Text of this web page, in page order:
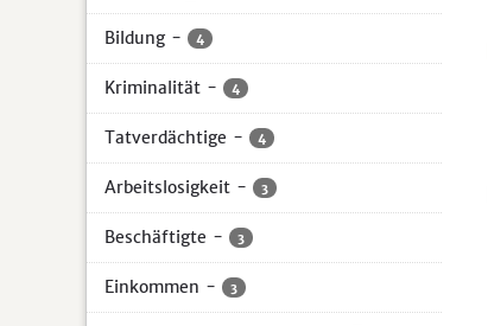
Bildung - 4
Kriminalität - 4
Tatverdächtige - 4
Arbeitslosigkeit - 3
Beschäftigte - 3
Einkommen - 3